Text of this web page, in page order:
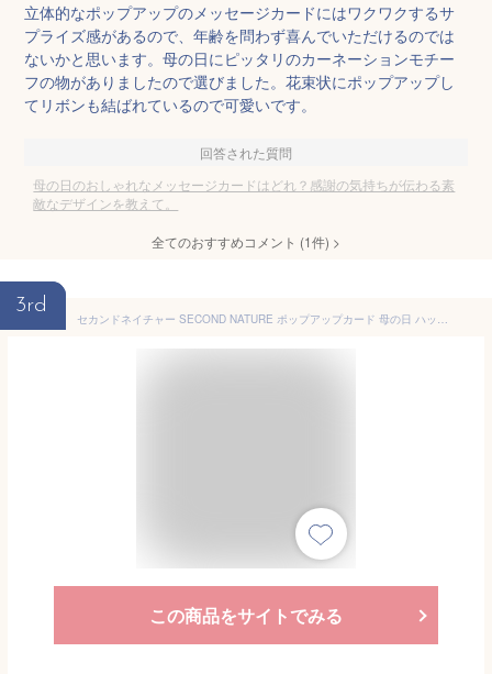
立体的なポップアップのメッセージカードにはワクワクするサ
プライズ感があるので、年齢を問わず喜んでいただけるのでは
ないかと思います。母の日にピッタリのカーネーションモチー
フの物がありましたので選びました。花束状にポップアップし
てリボンも結ばれているので可愛いです。
回答された質問
母の日のおしゃれなメッセージカードはどれ？感謝の気持ちが伝わる素
敵なデザインを教えて。
全てのおすすめコメント (1件) >
3rd
セカンドネイチャー SECOND NATURE ポップアップカード 母の日 ハッピー マザーズデー レタリング MPOP004 ピンク イベント おしゃれ かわいい 海外 3D メッセージカード 季節行事 絵葉書 グリーティングカード 記念日 ギフト 買い回り 買いまわり ポイント消化
この商品をサイトでみる